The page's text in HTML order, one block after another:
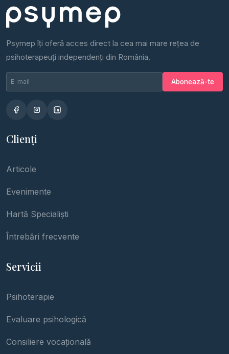
Psymep îți oferă acces direct la cea mai mare rețea de
psihoterapeuți independenți din România.
Email newsletter
Nu completa Abonează-te
Clienți
Articole
Evenimente
Hartă Specialiști
Întrebări frecvente
Servicii
Psihoterapie
Evaluare psihologică
Consiliere vocațională